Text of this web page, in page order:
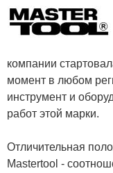
компании
момент в любом
инструмент и
работ этой марки.
Отличительная
Mastertool -